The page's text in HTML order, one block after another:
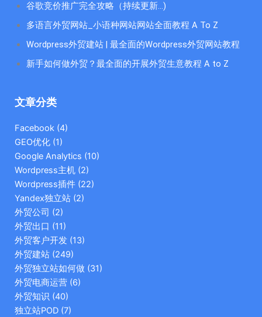
谷歌竞价推广完全攻略（持续更新…)
多语言外贸网站_小语种网站网站全面教程 A To Z
Wordpress外贸建站 | 最全面的Wordpress外贸网站教程
新手如何做外贸？最全面的开展外贸生意教程 A to Z
文章分类
Facebook (4)
GEO优化 (1)
Google Analytics (10)
Wordpress主机 (2)
Wordpress插件 (22)
Yandex独立站 (2)
外贸公司 (2)
外贸出口 (11)
外贸客户开发 (13)
外贸建站 (249)
外贸独立站如何做 (31)
外贸电商运营 (6)
外贸知识 (40)
独立站POD (7)